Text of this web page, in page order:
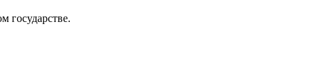
государстве.